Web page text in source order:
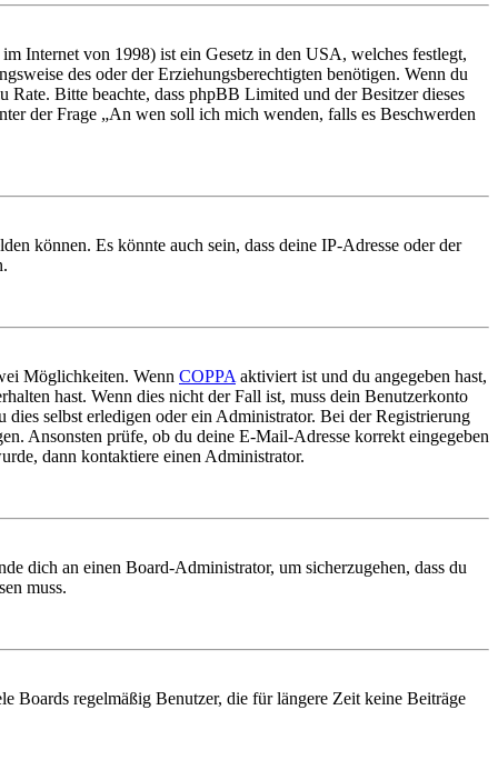
Internet von 1998) ist ein Gesetz in den USA, welches festlegt,
des oder der Erziehungsberechtigten benötigen. Wenn du
Bitte beachte, dass phpBB Limited und der Besitzer dieses
der Frage „An wen soll ich mich wenden, falls es Beschwerden
können. Es könnte auch sein, dass deine IP-Adresse oder der
Möglichkeiten. Wenn COPPA aktiviert ist und du angegeben hast,
hast. Wenn dies nicht der Fall ist, muss dein Benutzerkonto
selbst erledigen oder ein Administrator. Bei der Registrierung
Ansonsten prüfe, ob du deine E-Mail-Adresse korrekt eingegeben
dann kontaktiere einen Administrator.
dich an einen Board-Administrator, um sicherzugehen, dass du
muss.
Boards regelmäßig Benutzer, die für längere Zeit keine Beiträge